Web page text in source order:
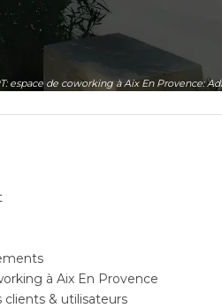
espace de coworking à Aix En Provence:
à Aix En Provence
clients & utilisateurs